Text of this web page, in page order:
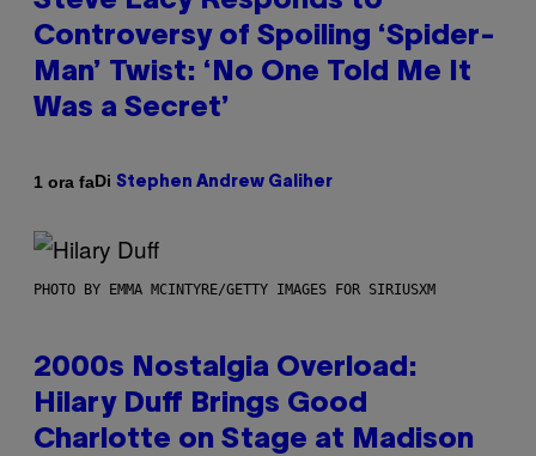
Controversy of Spoiling ‘Spider-
Man’ Twist: ‘No One Told Me It
Was a Secret’
1 ora faDi Stephen Andrew Galiher
PHOTO BY EMMA MCINTYRE/GETTY IMAGES FOR SIRIUSXM
2000s Nostalgia Overload:
Hilary Duff Brings Good
Charlotte on Stage at Madison